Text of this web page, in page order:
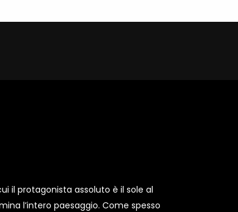
il protagonista assoluto è il sole al
l’intero paesaggio. Come spesso